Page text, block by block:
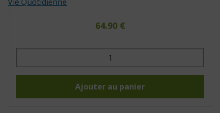
64.90 €
quantité
Diffuseur
Ajouter au panier